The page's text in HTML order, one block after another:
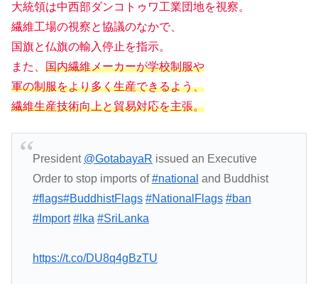
大統領は中西部ダンコトゥワ工業団地を視察。
繊維工場の視察と協議のなかで、
国旗と仏旗の輸入停止を指示。
また、 国内繊維メーカーが学校制服や
軍の制服をより多く生産できるよう、
繊維生産技術向上と貿易対応を主張。
President @GotabayaR issued an Executive
Order to stop imports of#national and Buddhist
#flags#BuddhistFlags #NationalFlags #ban
#Import #lka #SriLanka
https://t.co/DU8q4gBzTU